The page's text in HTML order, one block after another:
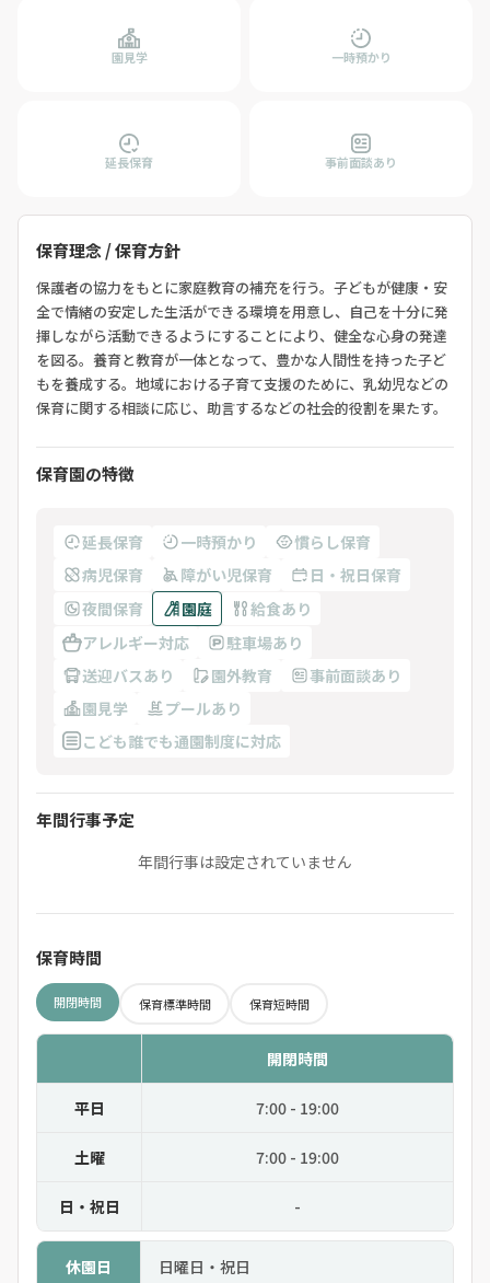
園見学 一時預かり
延長保育 事前面談あり
保育理念 / 保育方針
保護者の協力をもとに家庭教育の補充を行う。子どもが健康・安
全で情緒の安定した生活ができる環境を用意し、自己を十分に発
揮しながら活動できるようにすることにより、健全な心身の発達
を図る。養育と教育が一体となって、豊かな人間性を持った子ど
もを養成する。地域における子育て支援のために、乳幼児などの
保育に関する相談に応じ、助言するなどの社会的役割を果たす。
保育園の特徴
延長保育 一時預かり
慣らし保育
病児保育
障がい児保育
日・祝日保育
夜間保育
園庭
給食あり
アレルギー対応
駐車場あり
送迎バスあり
園外教育
事前面談あり
園見学
プールあり
こども誰でも通園制度に対応
年間行事予定
年間行事は設定されていません
保育時間
開閉時間 保育標準時間 保育短時間
開閉時間
平日 7:00 - 19:00
土曜 7:00 - 19:00
日・祝日 -
休園日 日曜日・祝日